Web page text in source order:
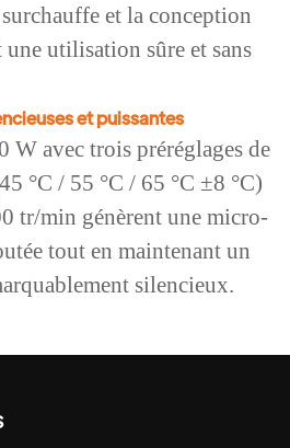
et la conception
une utilisation sûre et sans
et puissantes
W avec trois préréglages de
°C / 55 °C / 65 °C ±8 °C)
tr/min génèrent une micro-
tout en maintenant un
silencieux.